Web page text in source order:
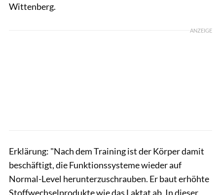
Wittenberg.
ANZEIGE
Erklärung: "Nach dem Training ist der Körper damit
beschäftigt, die Funktionssysteme wieder auf
Normal-Level herunterzuschrauben. Er baut erhöhte
Stoffwechselprodukte wie das Laktat ab. In dieser